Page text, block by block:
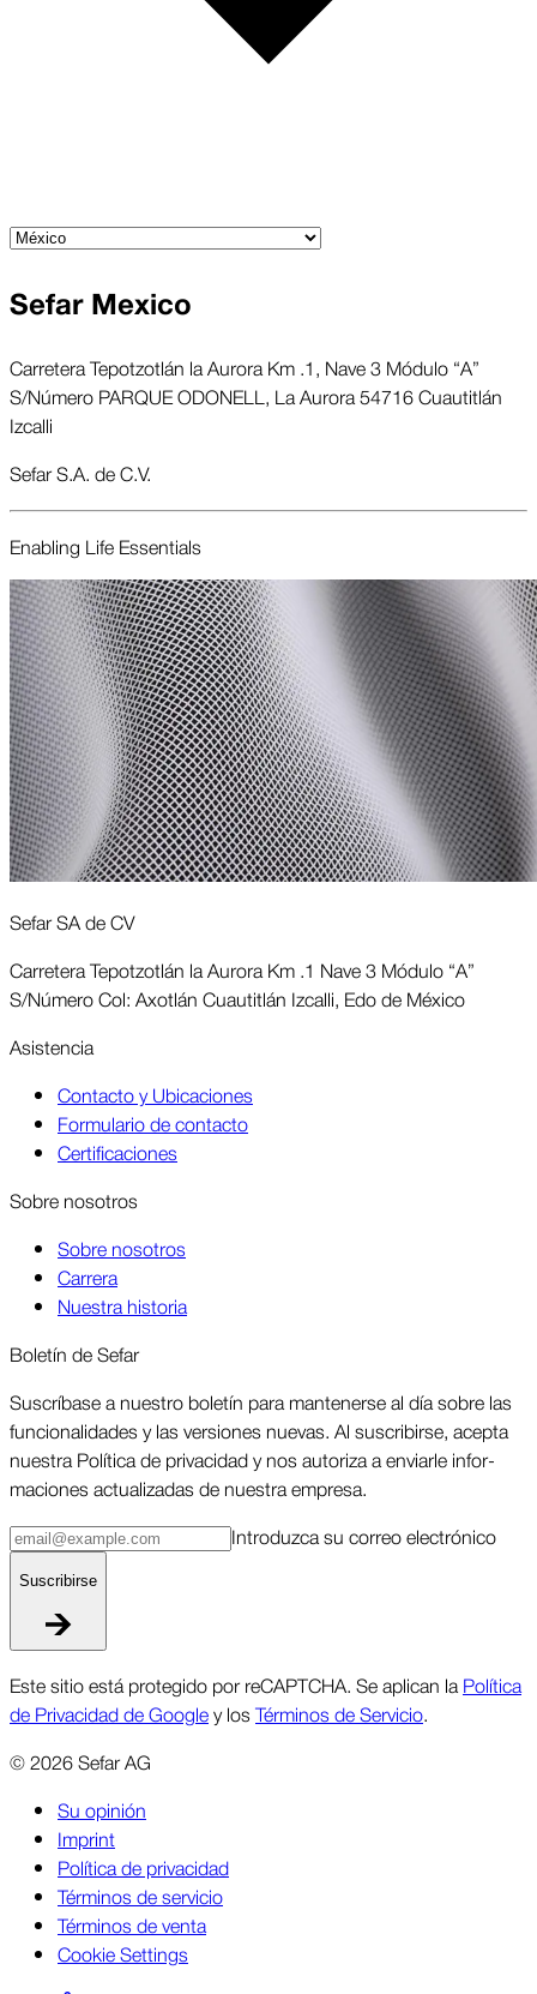
Sefar Mexico
Carretera Tepotzotlán la Aurora Km .1, Nave 3 Módulo “A”
S/Número PARQUE ODONELL, La Aurora 54716 Cuautitlán
Izcalli
Sefar S.A. de C.V.
Enabling Life Essent­ials
Sefar SA de CV
Carretera Tepotzotlán la Aurora Km .1 Nave 3 Módulo “A”
S/Número Col: Axotlán Cuautitlán Izcalli, Edo de México
Asis­tencia
Contacto y Ubicaciones
Formulario de contacto
Certificaciones
Sobre nosotros
Sobre nosotros
Carrera
Nuestra historia
Boletín de Sefar
Sus­críbase a nuestro boletín para man­tenerse al día sobre las
funcio­nalidades y las ver­siones nuevas. Al suscri­birse, acepta
nuestra Política de priva­cidad y nos autoriza a enviarle infor­
maciones actua­lizadas de nuestra empresa.
Intro­duzca su correo elec­trónico
Suscri­birse
Este sitio está protegido por reCAPTCHA. Se aplican laPolítica
de Privacidad de Googley los Términos de Servicio.
©2026Sefar AG
Su opinión
Imprint
Política de privacidad
Términos de servicio
Términos de venta
Cookie Settings